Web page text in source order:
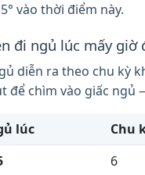
vào thời điểm này.
đi ngủ lúc mấy giờ
diễn ra theo chu kỳ
để chìm vào giấc
lúc Chu
6